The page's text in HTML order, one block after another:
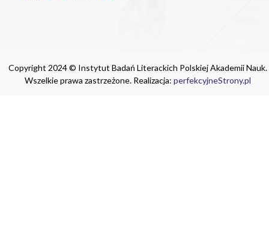
Copyright 2024 © Instytut Badań Literackich Polskiej Akademii Nauk.
Wszelkie prawa zastrzeżone. Realizacja: perfekcyjneStrony.pl